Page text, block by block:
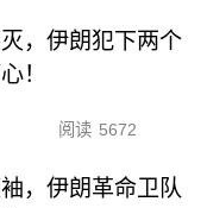
，伊朗犯下两个
！
阅读 5672
，伊朗革命卫队